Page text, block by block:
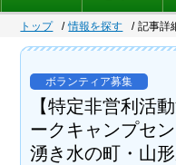
トップ 情報を探す 記事詳
ボランティア募集
【特定非営利活
ークキャンプセン
湧き水の町・山